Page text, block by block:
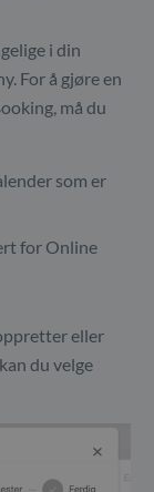
i din
For å gjøre en
må du
som er
for Online
eller
kan du velge